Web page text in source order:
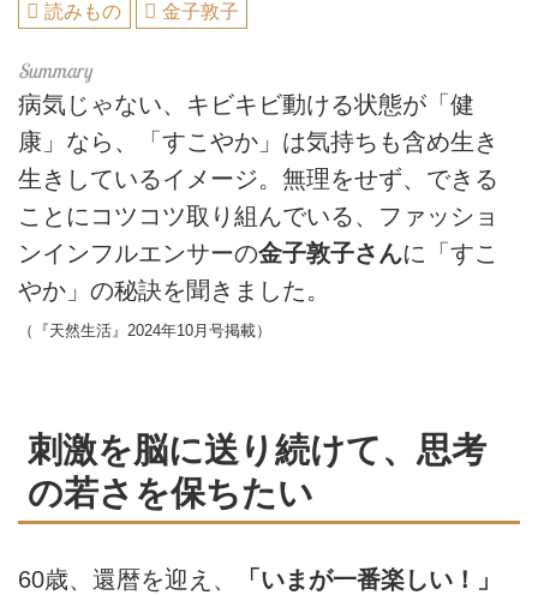
読みもの 金子敦子
病気じゃない、キビキビ動ける状態が「健
康」なら、「すこやか」は気持ちも含め生き
生きしているイメージ。無理をせず、できる
ことにコツコツ取り組んでいる、ファッショ
ンインフルエンサーの金子敦子さんに「すこ
やか」の秘訣を聞きました。
（『天然生活』2024年10月号掲載）
刺激を脳に送り続けて、思考
の若さを保ちたい
60歳、還暦を迎え、
「いまが一番楽しい！」